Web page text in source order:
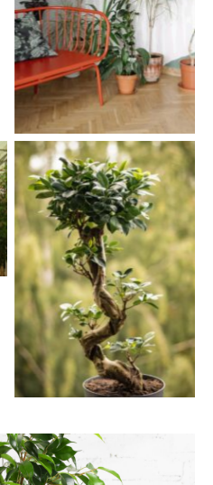
Ficus benjamina — Pohon
Beringin (rocketman via
pexels)
Ficus benjamina — Pohon
Beringin
(bonsaitreegardener.net)